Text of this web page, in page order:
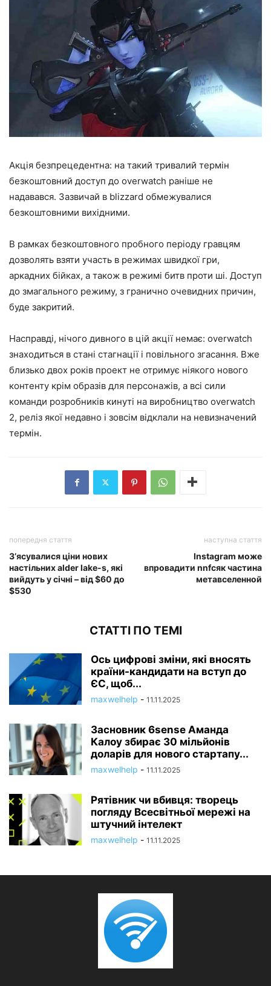
Акція безпрецедентна: на такий тривалий термін
безкоштовний доступ до overwatch раніше не
надавався. Зазвичай в blizzard обмежувалися
безкоштовними вихідними.
В рамках безкоштовного пробного періоду гравцям
дозволять взяти участь в режимах швидкої гри,
аркадних бійках, а також в режимі битв проти ші. Доступ
до змагального режиму, з гранично очевидних причин,
буде закритий.
Насправді, нічого дивного в цій акції немає: overwatch
знаходиться в стані стагнації і повільного згасання. Вже
близько двох років проект не отримує ніякого нового
контенту крім образів для персонажів, а всі сили
команди розробників кинуті на виробництво overwatch
2, реліз якої недавно і зовсім відклали на невизначений
термін.
попередня стаття
З’ясувалися ціни нових
настільних alder lake-s, які
вийдуть у січні – від $60 до
$530
наступна стаття
Instagram може
впровадити nnfcяк частина
метавселенной
СТАТТІ ПО ТЕМІ
Ось цифрові зміни, які вносять
країни-кандидати на вступ до
ЄС, щоб...
maxwelhelp - 11.11.2025
Засновник 6sense Аманда
Калоу збирає 30 мільйонів
доларів для нового стартапу...
maxwelhelp - 11.11.2025
Рятівник чи вбивця: творець
погляду Всесвітньої мережі на
штучний інтелект
maxwelhelp - 11.11.2025